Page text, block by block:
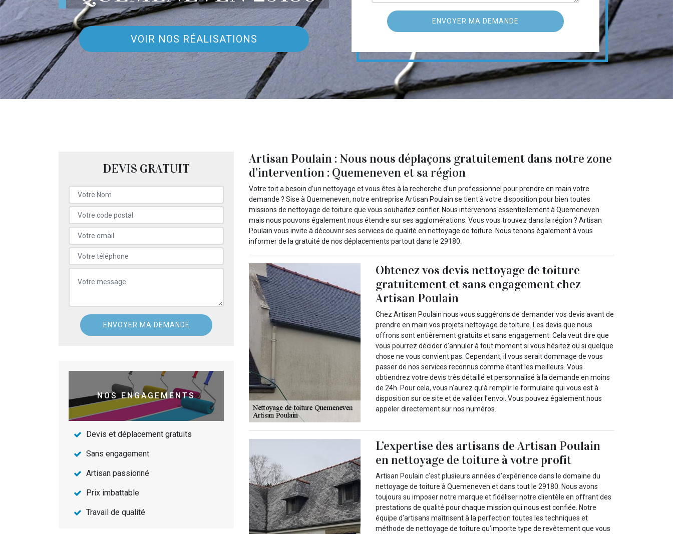
VOIR NOS RÉALISATIONS
DEVIS GRATUIT
NOS ENGAGEMENTS
Devis et déplacement gratuits
Sans engagement
Artisan passionné
Prix imbattable
Travail de qualité
Artisan Poulain : Nous nous déplaçons gratuitement dans notre zone
d’intervention : Quemeneven et sa région
Votre toit a besoin d’un nettoyage et vous êtes à la recherche d’un professionnel pour prendre en main votre
demande ? Sise à Quemeneven, notre entreprise Artisan Poulain se tient à votre disposition pour bien toutes
missions de nettoyage de toiture que vous souhaitez confier. Nous intervenons essentiellement à Quemeneven
mais nous pouvons également nous étendre sur ses agglomérations. Vous vous trouvez dans la région ? Artisan
Poulain vous invite à découvrir ses services de qualité en nettoyage de toiture. Nous tenons également à vous
informer de la gratuité de nos déplacements partout dans le 29180.
Obtenez vos devis nettoyage de toiture
gratuitement et sans engagement chez
Artisan Poulain
Chez Artisan Poulain nous vous suggérons de demander vos devis avant de
prendre en main vos projets nettoyage de toiture. Les devis que nous
offrons sont entièrement gratuits et sans engagement. Cela veut dire que
vous pourrez décider d’annuler à tout moment si vous hésitez ou si quelque
chose ne vous convient pas. Cependant, il vous serait dommage de vous
passer de nos services reconnus comme étant les meilleurs. Vous
obtiendrez votre devis très détaillé et personnalisé à la demande en moins
de 24h. Pour cela, vous n’aurez qu’à remplir le formulaire qui vous est à
disposition sur ce site et de valider l’envoi. Vous pouvez également nous
appeler directement sur nos numéros.
L’expertise des artisans de Artisan Poulain
en nettoyage de toiture à votre profit
Artisan Poulain c’est plusieurs années d’expérience dans le domaine du
nettoyage de toiture à Quemeneven et dans tout le 29180. Nous avons
toujours su imposer notre marque et fidéliser notre clientèle en offrant des
prestations de qualité pour chaque mission qui nous est confiée. Notre
équipe d’artisans maîtrisent à la perfection toutes les techniques et
méthode de nettoyage de toiture qu’importe type de revêtement que vous